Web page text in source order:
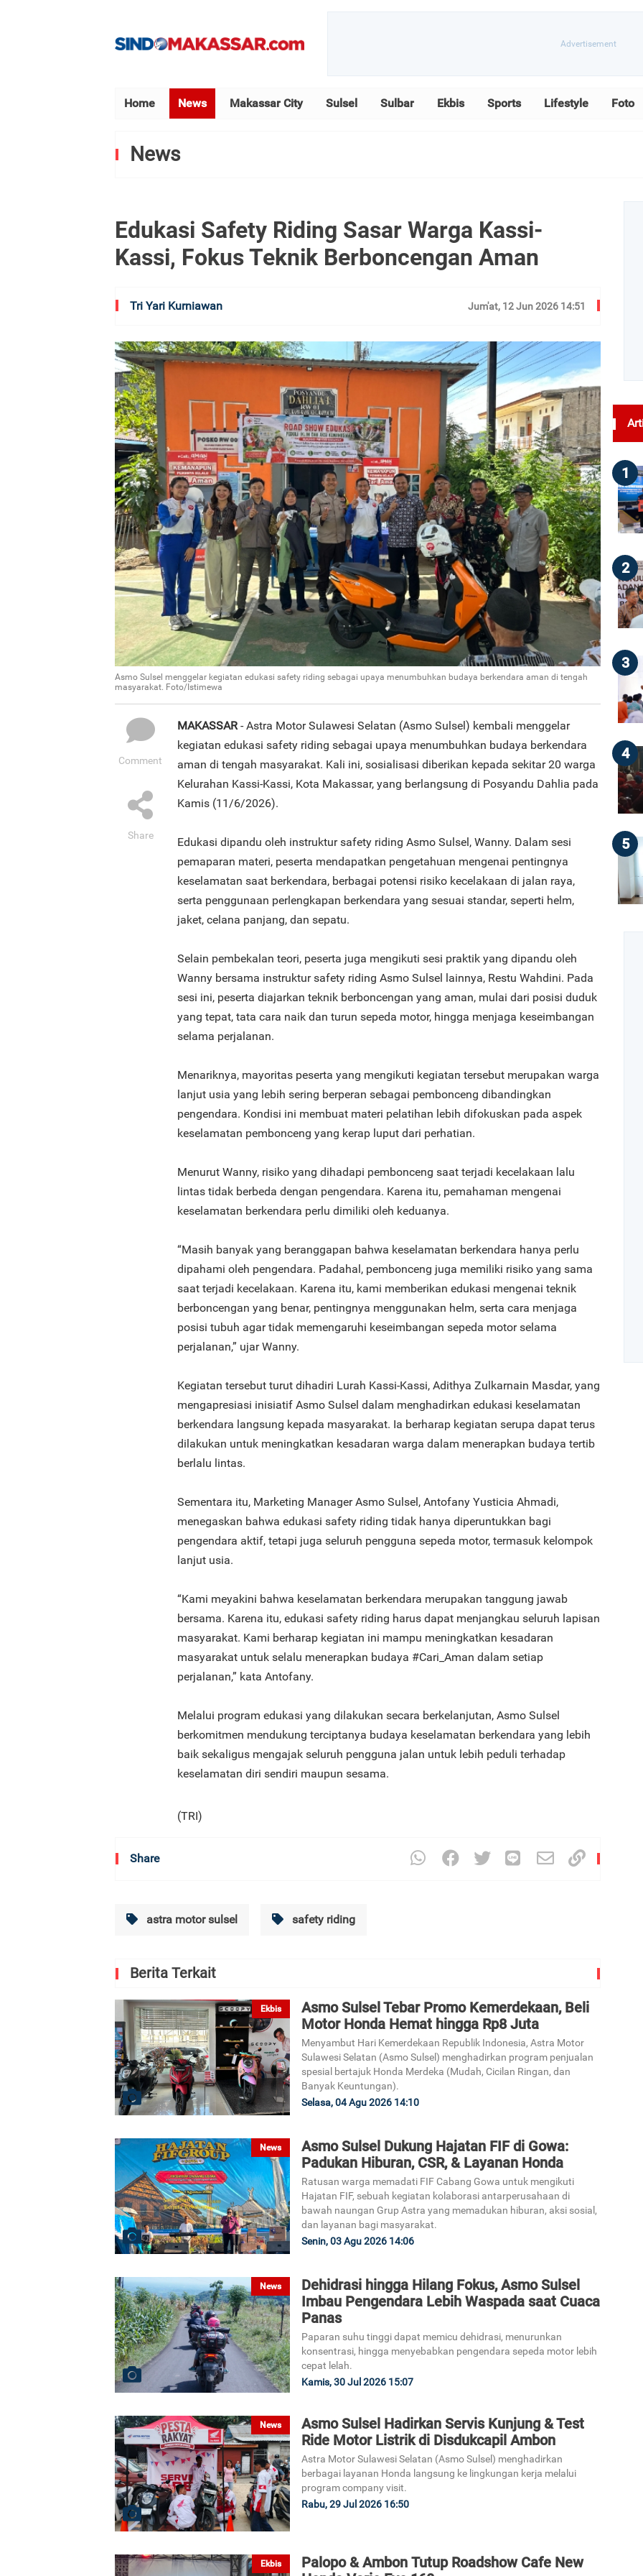
Home News Makassar City Sulsel Sulbar Ekbis Sports Lifestyle Foto
News
Edukasi Safety Riding Sasar Warga Kassi-
Kassi, Fokus Teknik Berboncengan Aman
Tri Yari Kurniawan Jum'at, 12 Jun 2026 14:51
Asmo Sulsel menggelar kegiatan edukasi safety riding sebagai upaya menumbuhkan budaya berkendara aman di tengah
masyarakat. Foto/Istimewa
Comment
Share
MAKASSAR- Astra Motor Sulawesi Selatan (Asmo Sulsel) kembali menggelar
kegiatan edukasi safety riding sebagai upaya menumbuhkan budaya berkendara
aman di tengah masyarakat. Kali ini, sosialisasi diberikan kepada sekitar 20 warga
Kelurahan Kassi-Kassi, Kota Makassar, yang berlangsung di Posyandu Dahlia pada
Kamis (11/6/2026).
Edukasi dipandu oleh instruktur safety riding Asmo Sulsel, Wanny. Dalam sesi
pemaparan materi, peserta mendapatkan pengetahuan mengenai pentingnya
keselamatan saat berkendara, berbagai potensi risiko kecelakaan di jalan raya,
serta penggunaan perlengkapan berkendara yang sesuai standar, seperti helm,
jaket, celana panjang, dan sepatu.
Selain pembekalan teori, peserta juga mengikuti sesi praktik yang dipandu oleh
Wanny bersama instruktur safety riding Asmo Sulsel lainnya, Restu Wahdini. Pada
sesi ini, peserta diajarkan teknik berboncengan yang aman, mulai dari posisi duduk
yang tepat, tata cara naik dan turun sepeda motor, hingga menjaga keseimbangan
selama perjalanan.
Menariknya, mayoritas peserta yang mengikuti kegiatan tersebut merupakan warga
lanjut usia yang lebih sering berperan sebagai pembonceng dibandingkan
pengendara. Kondisi ini membuat materi pelatihan lebih difokuskan pada aspek
keselamatan pembonceng yang kerap luput dari perhatian.
Menurut Wanny, risiko yang dihadapi pembonceng saat terjadi kecelakaan lalu
lintas tidak berbeda dengan pengendara. Karena itu, pemahaman mengenai
keselamatan berkendara perlu dimiliki oleh keduanya.
“Masih banyak yang beranggapan bahwa keselamatan berkendara hanya perlu
dipahami oleh pengendara. Padahal, pembonceng juga memiliki risiko yang sama
saat terjadi kecelakaan. Karena itu, kami memberikan edukasi mengenai teknik
berboncengan yang benar, pentingnya menggunakan helm, serta cara menjaga
posisi tubuh agar tidak memengaruhi keseimbangan sepeda motor selama
perjalanan,” ujar Wanny.
Kegiatan tersebut turut dihadiri Lurah Kassi-Kassi, Adithya Zulkarnain Masdar, yang
mengapresiasi inisiatif Asmo Sulsel dalam menghadirkan edukasi keselamatan
berkendara langsung kepada masyarakat. Ia berharap kegiatan serupa dapat terus
dilakukan untuk meningkatkan kesadaran warga dalam menerapkan budaya tertib
berlalu lintas.
Sementara itu, Marketing Manager Asmo Sulsel, Antofany Yusticia Ahmadi,
menegaskan bahwa edukasi safety riding tidak hanya diperuntukkan bagi
pengendara aktif, tetapi juga seluruh pengguna sepeda motor, termasuk kelompok
lanjut usia.
“Kami meyakini bahwa keselamatan berkendara merupakan tanggung jawab
bersama. Karena itu, edukasi safety riding harus dapat menjangkau seluruh lapisan
masyarakat. Kami berharap kegiatan ini mampu meningkatkan kesadaran
masyarakat untuk selalu menerapkan budaya #Cari_Aman dalam setiap
perjalanan,” kata Antofany.
Melalui program edukasi yang dilakukan secara berkelanjutan, Asmo Sulsel
berkomitmen mendukung terciptanya budaya keselamatan berkendara yang lebih
baik sekaligus mengajak seluruh pengguna jalan untuk lebih peduli terhadap
keselamatan diri sendiri maupun sesama.
(TRI)
Share
astra motor sulsel safety riding
Berita Terkait
Ekbis
Asmo Sulsel Tebar Promo Kemerdekaan, Beli
Motor Honda Hemat hingga Rp8 Juta
Menyambut Hari Kemerdekaan Republik Indonesia, Astra Motor
Sulawesi Selatan (Asmo Sulsel) menghadirkan program penjualan
spesial bertajuk Honda Merdeka (Mudah, Cicilan Ringan, dan
Banyak Keuntungan).
Selasa, 04 Agu 2026 14:10
News
Asmo Sulsel Dukung Hajatan FIF di Gowa:
Padukan Hiburan, CSR, & Layanan Honda
Ratusan warga memadati FIF Cabang Gowa untuk mengikuti
Hajatan FIF, sebuah kegiatan kolaborasi antarperusahaan di
bawah naungan Grup Astra yang memadukan hiburan, aksi sosial,
dan layanan bagi masyarakat.
Senin, 03 Agu 2026 14:06
News
Dehidrasi hingga Hilang Fokus, Asmo Sulsel
Imbau Pengendara Lebih Waspada saat Cuaca
Panas
Paparan suhu tinggi dapat memicu dehidrasi, menurunkan
konsentrasi, hingga menyebabkan pengendara sepeda motor lebih
cepat lelah.
Kamis, 30 Jul 2026 15:07
News
Asmo Sulsel Hadirkan Servis Kunjung & Test
Ride Motor Listrik di Disdukcapil Ambon
Astra Motor Sulawesi Selatan (Asmo Sulsel) menghadirkan
berbagai layanan Honda langsung ke lingkungan kerja melalui
program company visit.
Rabu, 29 Jul 2026 16:50
Ekbis
Palopo & Ambon Tutup Roadshow Cafe New
1
2
3
4
5